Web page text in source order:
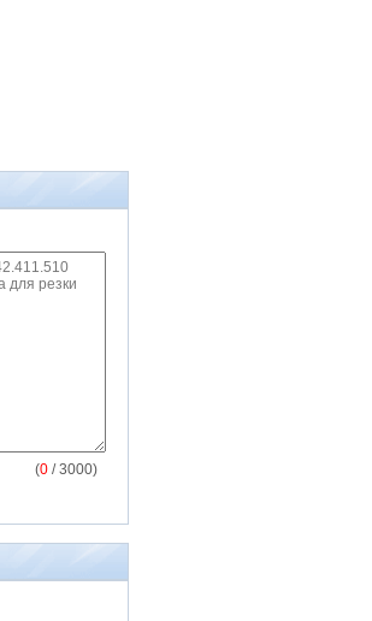
(0 / 3000)